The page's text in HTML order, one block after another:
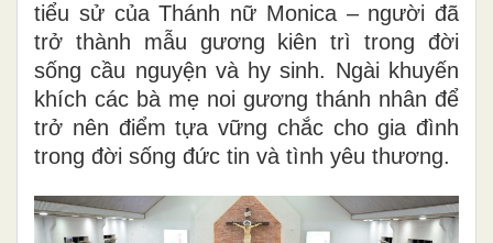
tiểu sử của Thánh nữ Monica – người đã
trở thành mẫu gương kiên trì trong đời
sống cầu nguyện và hy sinh. Ngài khuyến
khích các bà mẹ noi gương thánh nhân để
trở nên điểm tựa vững chắc cho gia đình
trong đời sống đức tin và tình yêu thương.